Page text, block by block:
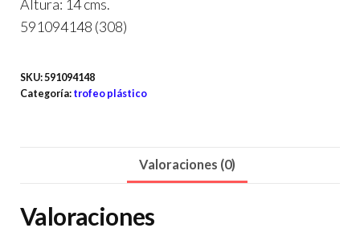
Altura: 14 cms.
591094148 (308)
SKU:591094148
Categoría: trofeo plástico
Valoraciones (0)
Valoraciones